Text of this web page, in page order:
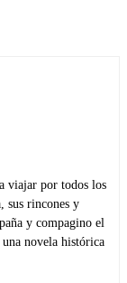
viajar por todos los
sus rincones y
y compagino el
novela histórica